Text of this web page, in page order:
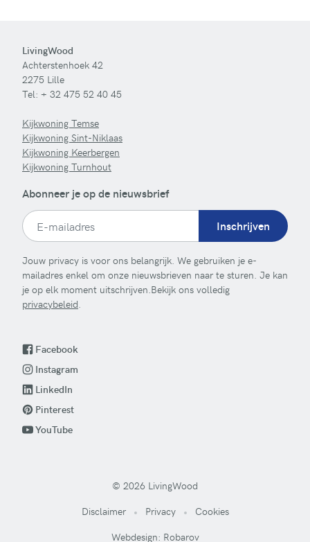
LivingWood
Achterstenhoek 42
2275 Lille
Tel: + 32 475 52 40 45
Kijkwoning Temse
Kijkwoning Sint-Niklaas
Kijkwoning Keerbergen
Kijkwoning Turnhout
Abonneer je op de nieuwsbrief
Inschrijven
Jouw privacy is voor ons belangrijk. We gebruiken je e-
mailadres enkel om onze nieuwsbrieven naar te sturen. Je kan
je op elk moment uitschrijven.Bekijk ons volledig
privacybeleid.
Facebook
Instagram
LinkedIn
Pinterest
YouTube
© 2026 LivingWood
Disclaimer
Privacy
Cookies
Webdesign: Robarov